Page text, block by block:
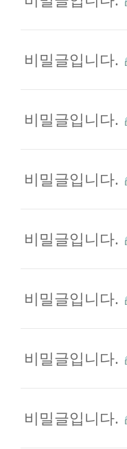
비밀글입니다.
비밀글입니다.
비밀글입니다.
비밀글입니다.
비밀글입니다.
비밀글입니다.
비밀글입니다.